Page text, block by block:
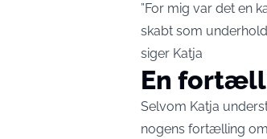
”For mig var det en
skabt som
siger Katja
En
Selvom Katja
nogens fortælling